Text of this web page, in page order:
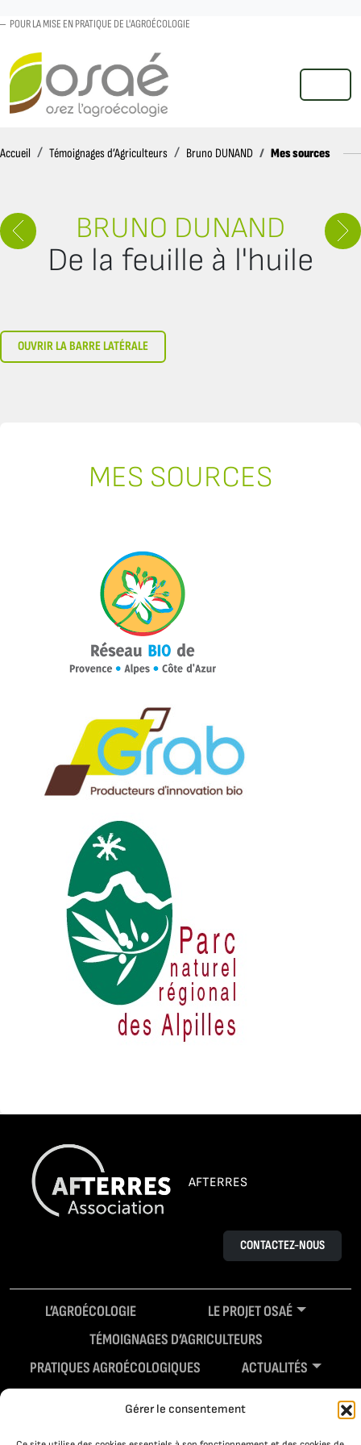
Gérer le consentement
POUR LA MISE EN PRATIQUE DE L'AGROÉCOLOGIE
MENU
Accueil AccueilTémoignages d’Agriculteurs Bruno DUNAND Mes sources
BRUNO DUNAND
De la feuille à l'huile
OUVRIR LA BARRE LATÉRALE
MES SOURCES
AFTERRES
CONTACTEZ-NOUS
L’AGROÉCOLOGIE
LE PROJET OSAÉ
TÉMOIGNAGES D’AGRICULTEURS
PRATIQUES AGROÉCOLOGIQUES
ACTUALITÉS